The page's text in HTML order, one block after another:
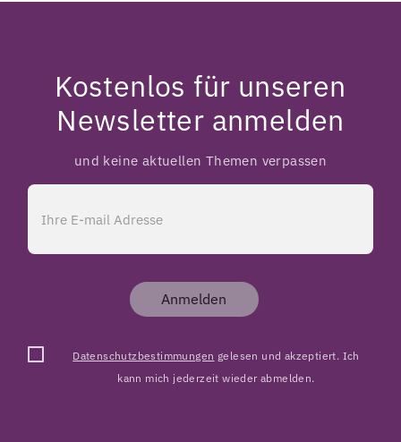
Kostenlos für unseren
Newsletter anmelden
und keine aktuellen Themen verpassen
Anmelden
Datenschutzbestimmungen gelesen und akzeptiert. Ich
kann mich jederzeit wieder abmelden.